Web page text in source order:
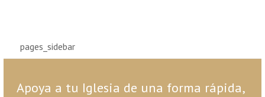
pages_sidebar
Apoya a tu Iglesia de una forma rápida,